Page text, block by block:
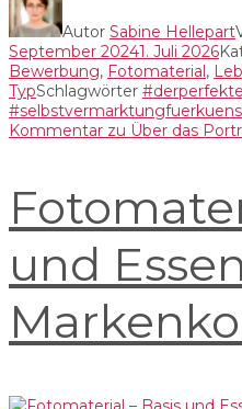
Autor Sabine Hellepart
September 20241. Juli 2026
Bewerbung, Fotomaterial ,
TypSchlagwörter
Kommentar zu Über das
und